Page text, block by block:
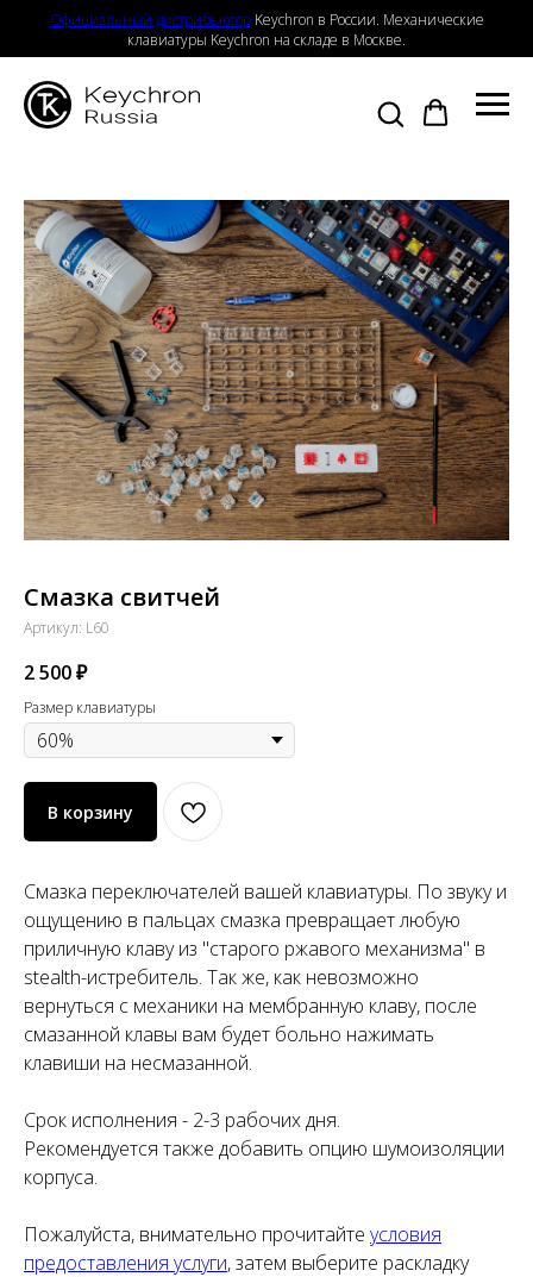
Официальный дистрибьютор Keychron в России. Механические
клавиатуры Keychron на складе в Москве.
Смазка свитчей
Артикул: L60
2 500₽
Размер клавиатуры
В корзину
Смазка переключателей вашей клавиатуры. По звуку и
ощущению в пальцах смазка превращает любую
приличную клаву из "старого ржавого механизма" в
stealth-истребитель. Так же, как невозможно
вернуться с механики на мембранную клаву, после
смазанной клавы вам будет больно нажимать
клавиши на несмазанной.
Срок исполнения - 2-3 рабочих дня.
Рекомендуется также добавить опцию шумоизоляции
корпуса.
Пожалуйста, внимательно прочитайте условия
предоставления услуги, затем выберите раскладку